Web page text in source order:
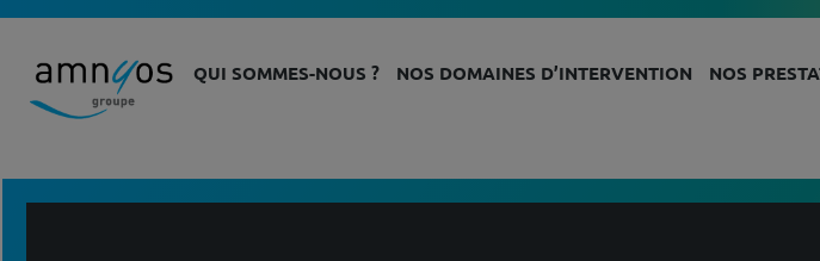
QUI SOMMES-NOUS ? NOS DOMAINES D’INTERVENTION NOS